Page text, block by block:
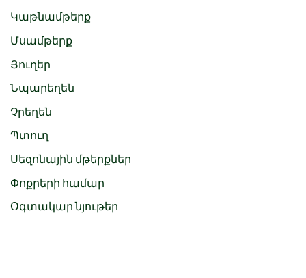
Կաթնամթերք
Մսամթերք
Յուղեր
Նպարեղեն
Չրեղեն
Պտուղ
Սեզոնային մթերքներ
Փոքրերի համար
Օգտակար նյութեր